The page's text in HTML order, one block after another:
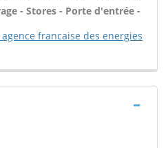
- Stores - Porte d'entrée -
francaise des energies